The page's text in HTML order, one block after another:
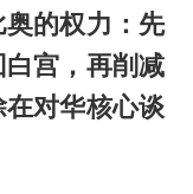
的权力：先
宫，再削减
对华核心谈